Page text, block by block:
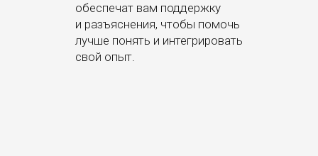
обеспечат вам поддержку
и разъяснения, чтобы помочь
лучше понять и интегрировать
свой опыт.